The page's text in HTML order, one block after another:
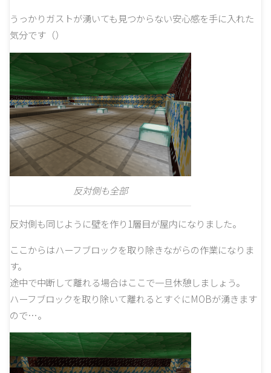
うっかりガストが湧いても見つからない安心感を手に入れた
気分です（）
反対側も全部
反対側も同じように壁を作り1層目が屋内になりました。
ここからはハーフブロックを取り除きながらの作業になりま
す。
途中で中断して離れる場合はここで一旦休憩しましょう。
ハーフブロックを取り除いて離れるとすぐにMOBが湧きます
ので…。